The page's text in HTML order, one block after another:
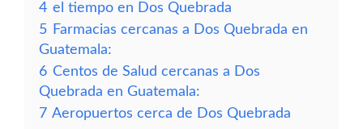
4 el tiempo en Dos Quebrada
5 Farmacias cercanas a Dos Quebrada en
Guatemala:
6 Centos de Salud cercanas a Dos
Quebrada en Guatemala:
7 Aeropuertos cerca de Dos Quebrada